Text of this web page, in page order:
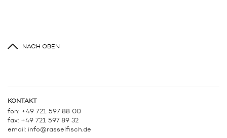
NACH OBEN
KONTAKT
fon: +49 721 597 88 00
fax: +49 721 597 89 32
email: info@rasselfisch.de